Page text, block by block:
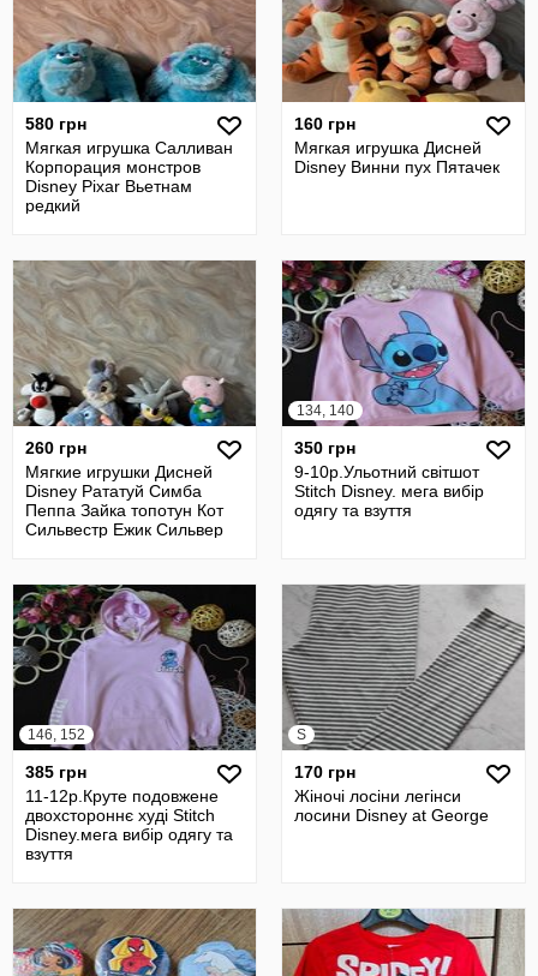
580 грн
Мягкая игрушка Салливан
Корпорация монстров
Disney Pixar Вьетнам
редкий
160 грн
Мягкая игрушка Дисней
Disney Винни пух Пятачек
260 грн
Мягкие игрушки Дисней
Disney Рататуй Симба
Пеппа Зайка топотун Кот
Сильвестр Ежик Сильвер
134, 140
350 грн
9-10р.Ульотний світшот
Stitch Disney. мега вибір
одягу та взуття
146, 152
385 грн
11-12р.Круте подовжене
двохстороннє худі Stitch
Disney.мега вибір одягу та
взуття
S
170 грн
Жіночі лосіни легінси
лосини Disney at George